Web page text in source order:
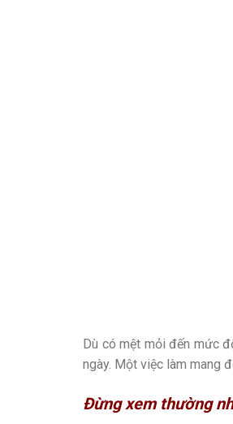
Dù có mệt mỏi đến mức
ngày. Một việc làm mang
Đừng xem thường